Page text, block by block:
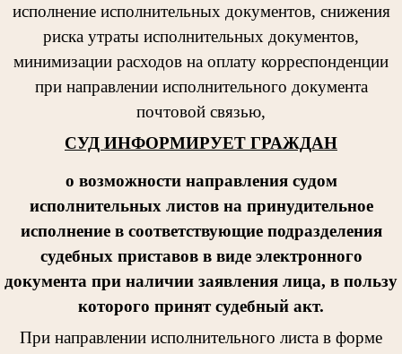
исполнение исполнительных документов, снижения
риска утраты исполнительных документов,
минимизации расходов на оплату корреспонденции
при направлении исполнительного документа
почтовой связью,
СУД ИНФОРМИРУЕТ ГРАЖДАН
о возможности направления судом
исполнительных листов на принудительное
исполнение в соответствующие подразделения
судебных приставов в виде электронного
документа при наличии заявления лица, в пользу
которого принят судебный акт.
При направлении исполнительного листа в форме